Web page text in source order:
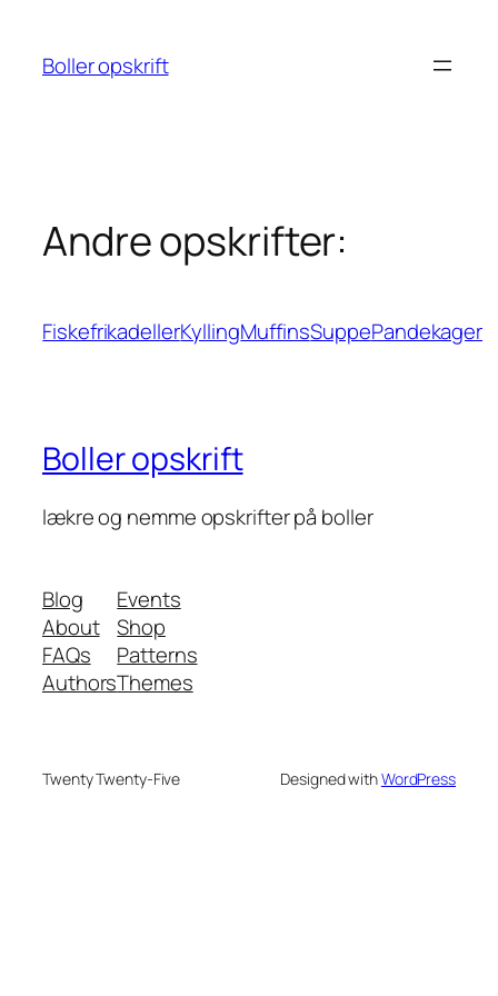
indhold
Boller opskrift
Andre opskrifter:
FiskefrikadellerKyllingMuffinsSuppePandekager
Boller opskrift
lækre og nemme opskrifter på boller
Blog
About
FAQs
Authors
Events
Shop
Patterns
Themes
Twenty Twenty-Five Designed withWordPress